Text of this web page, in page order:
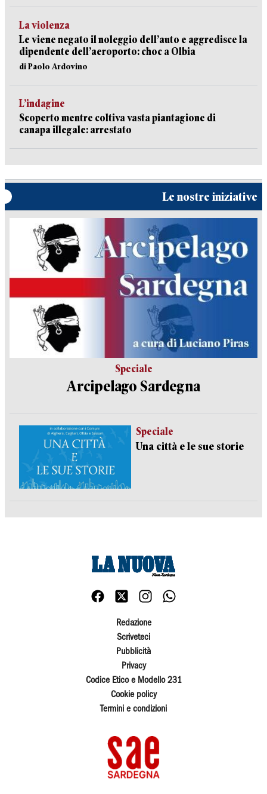
La violenza
Le viene negato il noleggio dell’auto e aggredisce la
dipendente dell’aeroporto: choc a Olbia
di Paolo Ardovino
L’indagine
Scoperto mentre coltiva vasta piantagione di
canapa illegale: arrestato
Le nostre iniziative
Speciale
Arcipelago Sardegna
Speciale
Una città e le sue storie
Redazione
Scriveteci
Pubblicità
Privacy
Codice Etico e Modello 231
Cookie policy
Termini e condizioni